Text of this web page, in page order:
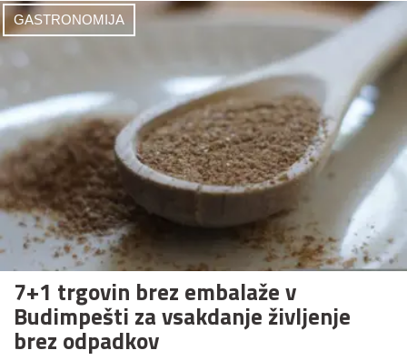
GASTRONOMIJA
7+1 trgovin brez embalaže v
Budimpešti za vsakdanje življenje
brez odpadkov